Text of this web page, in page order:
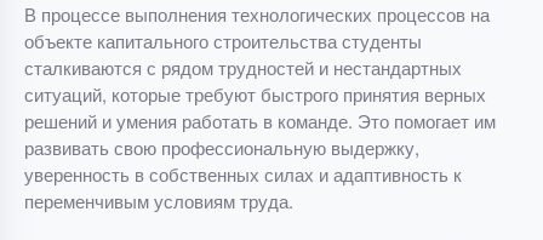
В процессе выполнения технологических процессов на
объекте капитального строительства студенты
сталкиваются с рядом трудностей и нестандартных
ситуаций, которые требуют быстрого принятия верных
решений и умения работать в команде. Это помогает им
развивать свою профессиональную выдержку,
уверенность в собственных силах и адаптивность к
переменчивым условиям труда.